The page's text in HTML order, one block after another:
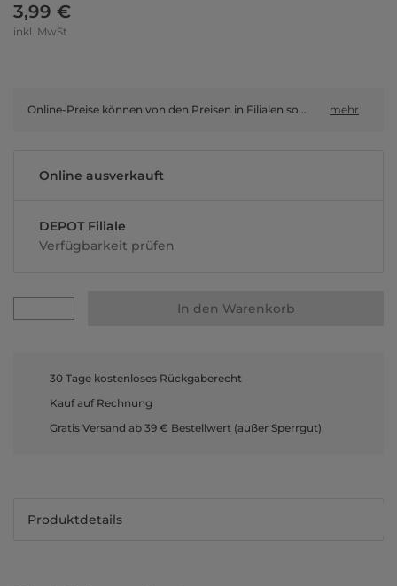
3,99 €
inkl. MwSt
Online-Preise können von den Preisen in Filialen sowie Shop-in-Shop-Flächen abweichen. mehr
Online ausverkauft
DEPOT Filiale
Verfügbarkeit prüfen
In den Warenkorb
30 Tage kostenloses Rückgaberecht
Kauf auf Rechnung
Gratis Versand ab 39 € Bestellwert (außer Sperrgut)
Produktdetails